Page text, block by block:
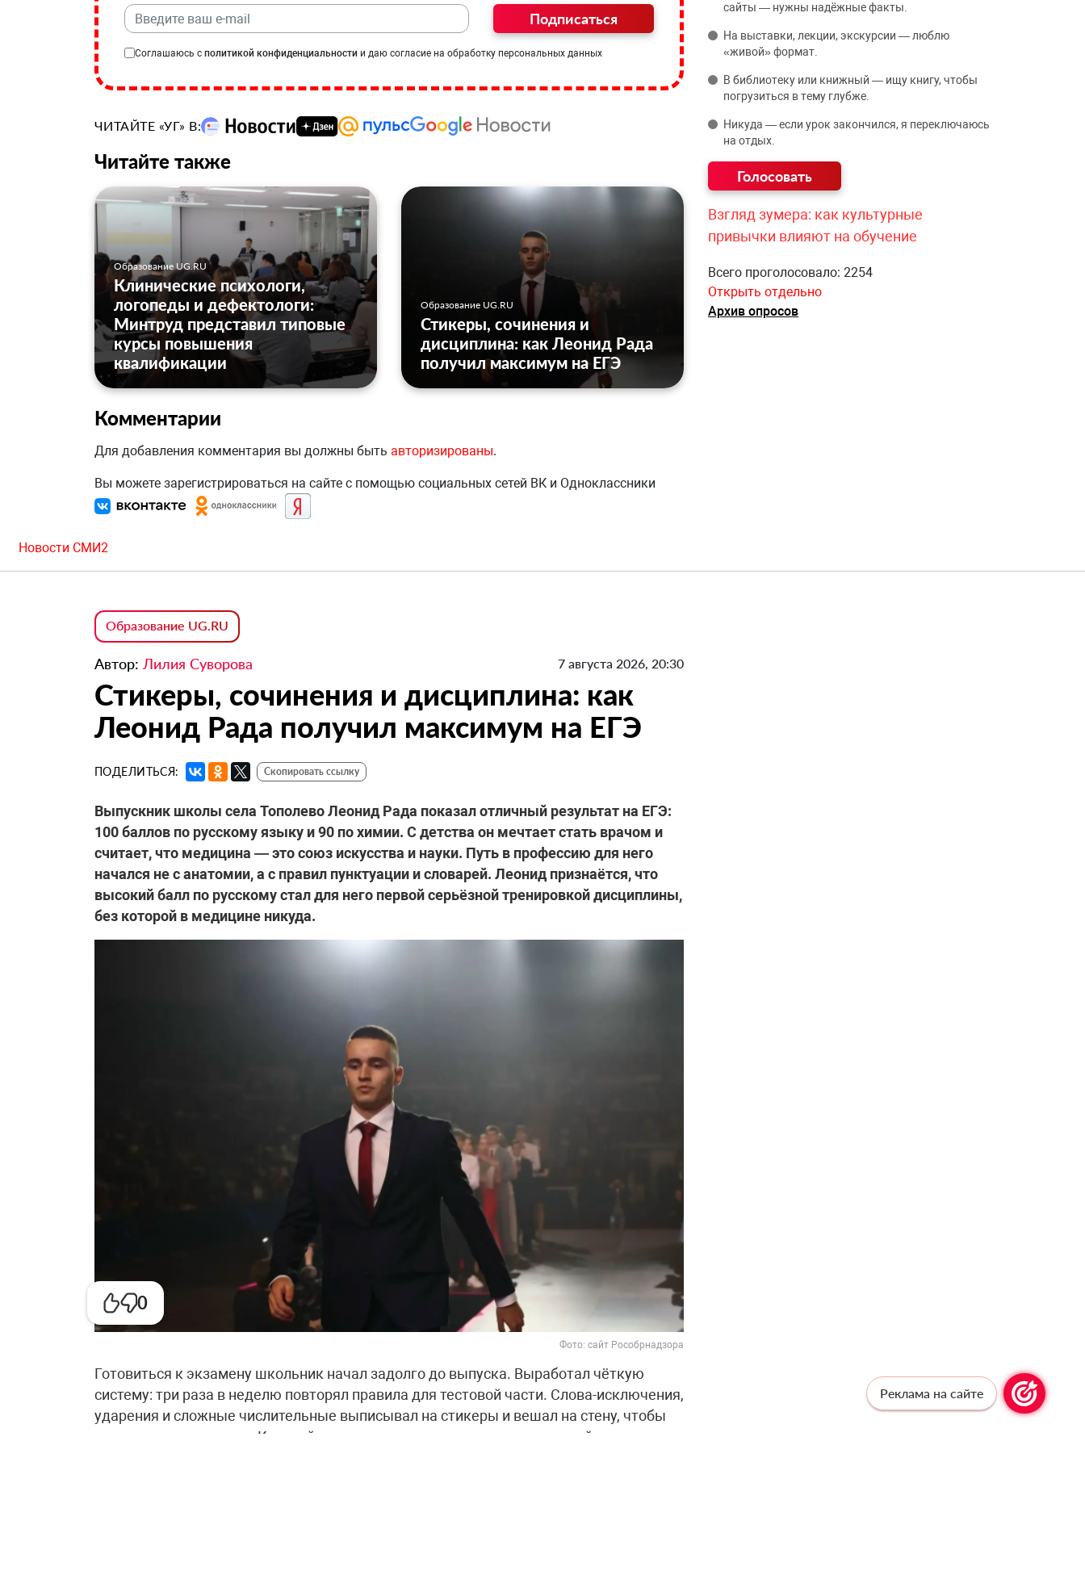
0
Подписаться
Соглашаюсь с политикой конфиденциальности и даю согласие на обработку персональных данных
ЧИТАЙТЕ «УГ» В:
Читайте также
Образование UG.RU
Клинические психологи,
логопеды и дефектологи:
Минтруд представил типовые
курсы повышения
квалификации
Образование UG.RU
Стикеры, сочинения и
дисциплина: как Леонид Рада
получил максимум на ЕГЭ
Комментарии
Для добавления комментария вы должны быть авторизированы.
Вы можете зарегистрироваться на сайте с помощью социальных сетей ВК и Одноклассники
сайты — нужны надёжные факты.
На выставки, лекции, экскурсии — люблю
«живой» формат.
В библиотеку или книжный — ищу книгу, чтобы
погрузиться в тему глубже.
Никуда — если урок закончился, я переключаюсь
на отдых.
Взгляд зумера: как культурные
привычки влияют на обучение
Всего проголосовало: 2254
Открыть отдельно
Архив опросов
Новости СМИ2
Образование UG.RU
Автор: Лилия Суворова 7 августа 2026, 20:30
Стикеры, сочинения и дисциплина: как
Леонид Рада получил максимум на ЕГЭ
ПОДЕЛИТЬСЯ: Скопировать ссылку
Выпускник школы села Тополево Леонид Рада показал отличный результат на ЕГЭ:
100 баллов по русскому языку и 90 по химии. С детства он мечтает стать врачом и
считает, что медицина — это союз искусства и науки. Путь в профессию для него
начался не с анатомии, а с правил пунктуации и словарей. Леонид признаётся, что
высокий балл по русскому стал для него первой серьёзной тренировкой дисциплины,
без которой в медицине никуда.
Фото: сайт Рособрнадзора
Готовиться к экзамену школьник начал задолго до выпуска. Выработал чёткую
систему: три раза в неделю повторял правила для тестовой части. Слова-исключения,
ударения и сложные числительные выписывал на стикеры и вешал на стену, чтобы
запоминать визуально. Каждый день решал по пять вариантов тестовой части, а
Реклама на сайте